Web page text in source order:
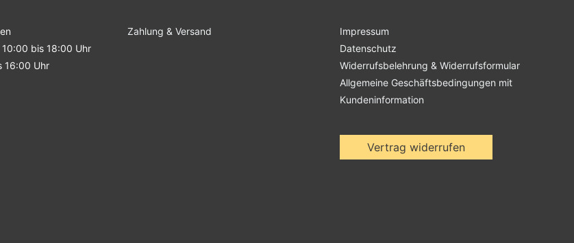
bis 18:00 Uhr
16:00 Uhr
Zahlung & Versand
Impressum
Datenschutz
Widerrufsbelehrung & Widerrufsformular
Allgemeine Geschäftsbedingungen mit
Kundeninformation
Vertrag widerrufen